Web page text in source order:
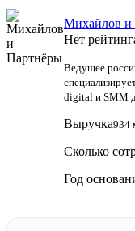
Михайлов и
Нет
Ведущее
digital и SMM
Выручка934
Сколько
Год